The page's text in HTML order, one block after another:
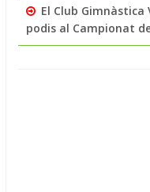
El Club Gimnàstica
podis al Campionat